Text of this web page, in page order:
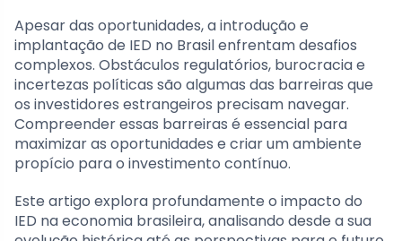
Apesar das oportunidades, a introdução e
implantação de IED no Brasil enfrentam desafios
complexos. Obstáculos regulatórios, burocracia e
incertezas políticas são algumas das barreiras que
os investidores estrangeiros precisam navegar.
Compreender essas barreiras é essencial para
maximizar as oportunidades e criar um ambiente
propício para o investimento contínuo.
Este artigo explora profundamente o impacto do
IED na economia brasileira, analisando desde a sua